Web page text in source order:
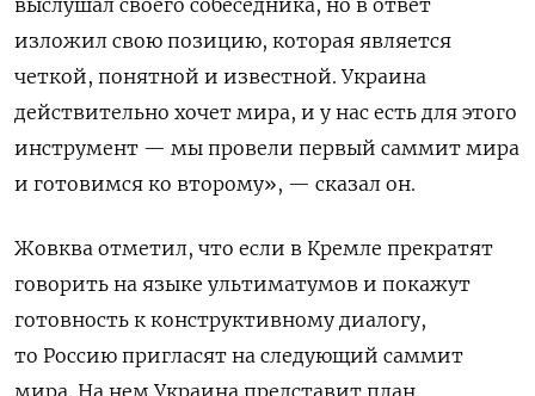
выслушал своего собеседника, но в ответ
изложил свою позицию, которая является
четкой, понятной и известной. Украина
действительно хочет мира, и у нас есть для этого
инструмент — мы провели первый саммит мира
и готовимся ко второму», — сказал он.
Жовква отметил, что если в Кремле прекратят
говорить на языке ультиматумов и покажут
готовность к конструктивному диалогу,
то Россию пригласят на следующий саммит